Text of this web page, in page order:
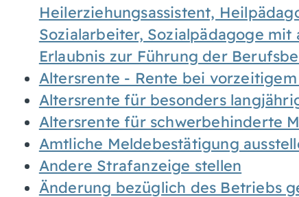
Heilerziehungsassistent,
Sozialarbeiter, Sozialpädagoge
Erlaubnis zur Führung der
Altersrente - Rente bei
Altersrente für besonders
Altersrente für schwerbehinderte
Amtliche Meldebestätigung
Andere Strafanzeige stellen
Änderung bezüglich des Betriebs